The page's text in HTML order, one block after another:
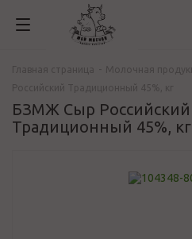
БЗМЖ Сыр Российский
Традиционный 45%, кг